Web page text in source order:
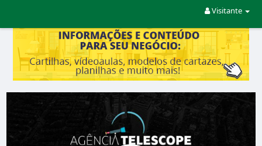
Visitante